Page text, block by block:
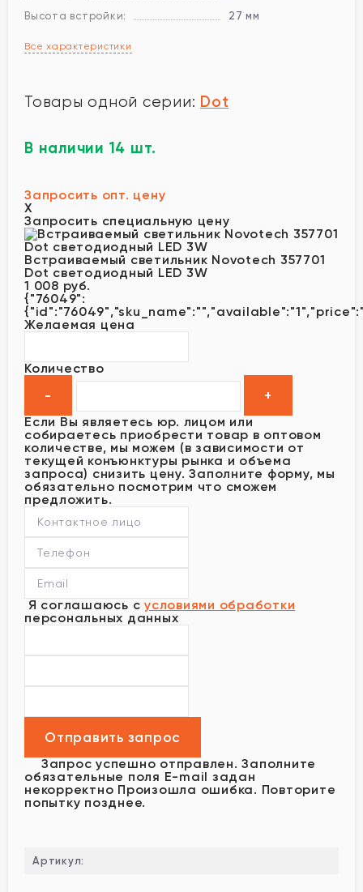
Высота встройки:
27 мм
Все характеристики
Товары одной серии: Dot
В наличии 14 шт.
Запросить опт. цену
X
Запросить специальную цену
Встраиваемый светильник Novotech 357701
Dot светодиодный LED 3W
1 008 руб.
{"76049":
Желаемая цена
Количество
Если Вы являетесь юр. лицом или
собираетесь приобрести товар в оптовом
количестве, мы можем (в зависимости от
текущей конъюнктуры рынка и объема
запроса) снизить цену. Заполните форму, мы
обязательно посмотрим что сможем
предложить.
Я соглашаюсь с условиями обработки
персональных данных
Запрос успешно отправлен. Заполните
обязательные поля E-mail задан
некорректно Произошла ошибка. Повторите
попытку позднее.
Артикул: